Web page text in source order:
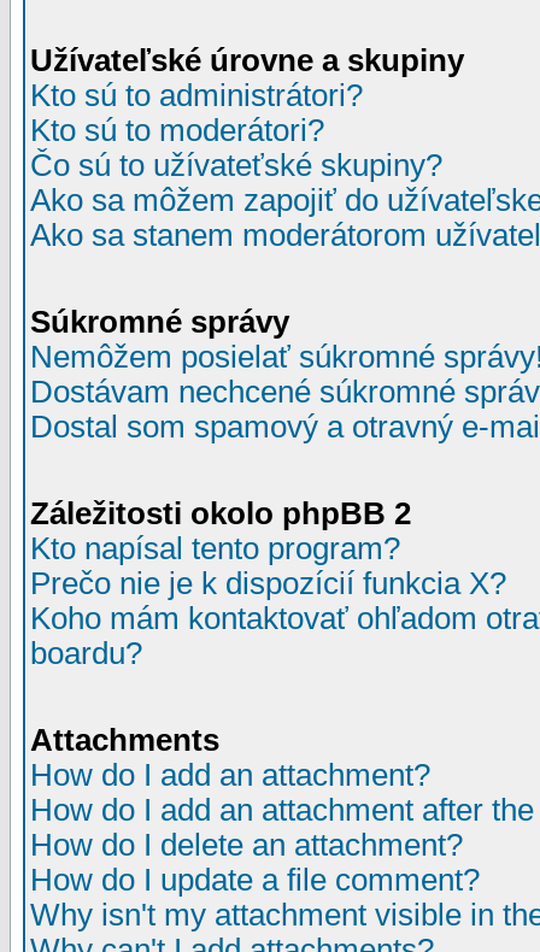
Užívateľské úrovne a skupiny
Kto sú to administrátori?
Kto sú to moderátori?
Čo sú to užívateťské skupiny?
Ako sa môžem zapojiť do
Ako sa stanem moderátorom
Súkromné správy
Nemôžem posielať súkromné
Dostávam nechcené súkromné
Dostal som spamový a otravný e-
Záležitosti okolo phpBB 2
Kto napísal tento program?
Prečo nie je k dispozícií funkcia X?
Koho mám kontaktovať ohľadom
boardu?
Attachments
How do I add an attachment?
How do I add an attachment after
How do I delete an attachment?
How do I update a file comment?
Why isn't my attachment visible in